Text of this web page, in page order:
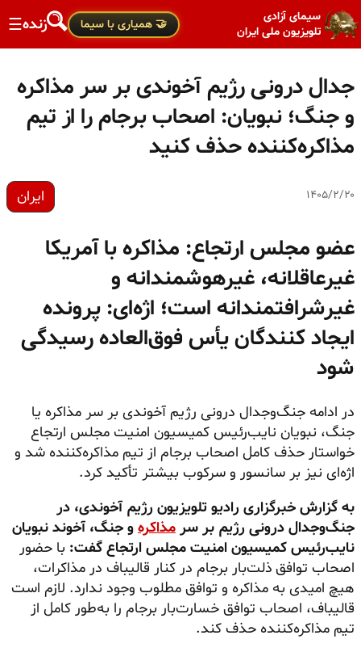
سیمای آزادی
تلویزیون ملی ایران
🤝 همیاری با سیما زنده☰
جدال درونی رژیم آخوندی بر سر مذاکره
و جنگ؛ نبویان: اصحاب برجام را از تیم
مذاکره‌کننده حذف کنید
۱۴۰۵/۲/۲۰ ایران
عضو مجلس ارتجاع: مذاکره با آمریکا
غیرعاقلانه، غیرهوشمندانه و
غیرشرافتمندانه است؛ اژه‌ای: پرونده
ایجاد کنندگان یأس فوق‌العاده رسیدگی
شود
در ادامه جنگ‌وجدال درونی رژیم آخوندی بر سر مذاکره یا
جنگ، نبویان نایب‌رئیس کمیسیون امنیت مجلس ارتجاع
خواستار حذف کامل اصحاب برجام از تیم مذاکره‌کننده شد و
اژه‌ای نیز بر سانسور و سرکوب بیشتر تأکید کرد.
به گزارش خبرگزاری رادیو تلویزیون رژیم آخوندی، در
جنگ‌وجدال درونی رژیم بر سر مذاکره و جنگ، آخوند نبویان
نایب‌رئیس کمیسیون امنیت مجلس ارتجاع گفت: با حضور
اصحاب توافق ذلت‌بار برجام در کنار قالیباف در مذاکرات،
هیچ امیدی به مذاکره و توافق مطلوب وجود ندارد. لازم است
قالیباف، اصحاب توافق خسارت‌بار برجام را به‌طور کامل از
تیم مذاکره‌کننده حذف کند.